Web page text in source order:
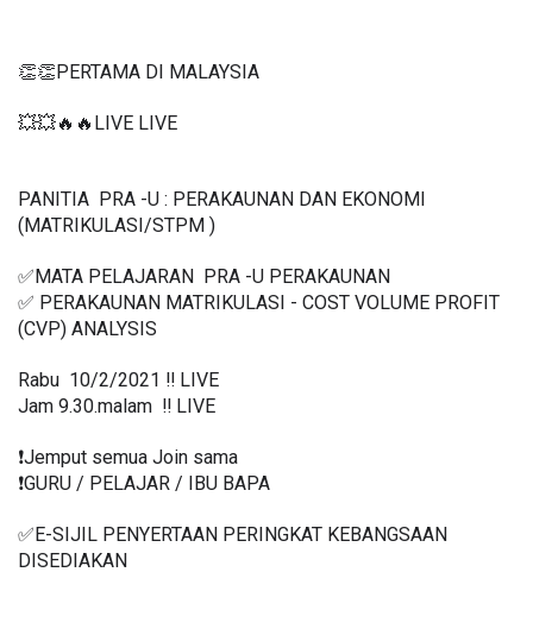
👏👏PERTAMA DI MALAYSIA
💥💥🔥🔥LIVE LIVE
PANITIA  PRA -U : PERAKAUNAN DAN EKONOMI
(MATRIKULASI/STPM )
✅MATA PELAJARAN  PRA -U PERAKAUNAN
✅ PERAKAUNAN MATRIKULASI - COST VOLUME PROFIT
(CVP) ANALYSIS
Rabu  10/2/2021 ‼️ LIVE
Jam 9.30.malam  ‼️ LIVE
❗️Jemput semua Join sama
❗️GURU / PELAJAR / IBU BAPA
✅E-SIJIL PENYERTAAN PERINGKAT KEBANGSAAN
DISEDIAKAN